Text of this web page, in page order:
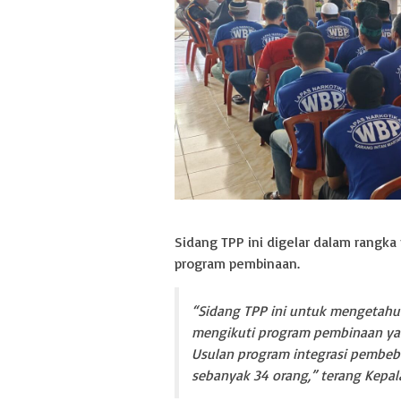
Sidang TPP ini digelar dalam
program pembinaan.
“Sidang TPP ini untuk
mengikuti program pembinaan
Usulan program integrasi
sebanyak 34 orang,” terang